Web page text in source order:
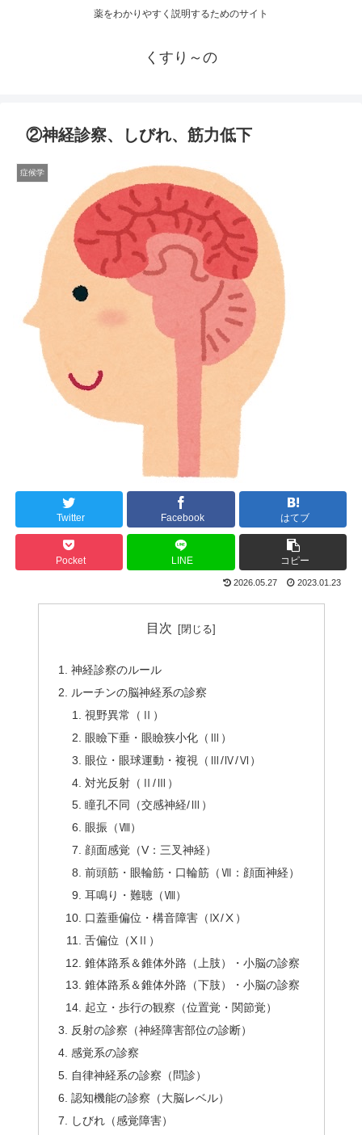
薬をわかりやすく説明するためのサイト
くすり～の
②神経診察、しびれ、筋力低下
症候学
Twitter Facebook はてブ
Pocket LINE コピー
2026.05.27 2023.01.23
目次
神経診察のルール
ルーチンの脳神経系の診察
視野異常（Ⅱ）
眼瞼下垂・眼瞼狭小化（Ⅲ）
眼位・眼球運動・複視（Ⅲ/Ⅳ/Ⅵ）
対光反射（Ⅱ/Ⅲ）
瞳孔不同（交感神経/Ⅲ）
眼振（Ⅷ）
顔面感覚（V：三叉神経）
前頭筋・眼輪筋・口輪筋（Ⅶ：顔面神経）
耳鳴り・難聴（Ⅷ）
口蓋垂偏位・構音障害（Ⅸ/Ⅹ）
舌偏位（XⅡ）
錐体路系＆錐体外路（上肢）・小脳の診察
錐体路系＆錐体外路（下肢）・小脳の診察
起立・歩行の観察（位置覚・関節覚）
反射の診察（神経障害部位の診断）
感覚系の診察
自律神経系の診察（問診）
認知機能の診察（大脳レベル）
しびれ（感覚障害）